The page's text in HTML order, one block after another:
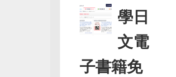
學日
文電
子書籍免